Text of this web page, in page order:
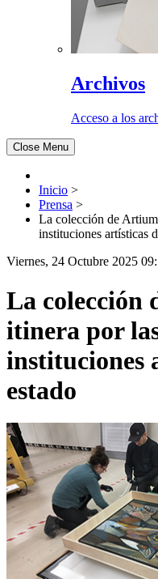
Archivos
Acceso a los
Close Menu
Inicio >
Prensa >
La colección de
instituciones artísticas
Viernes, 24 Octubre 2025
La colección
itinera por
instituciones
estado